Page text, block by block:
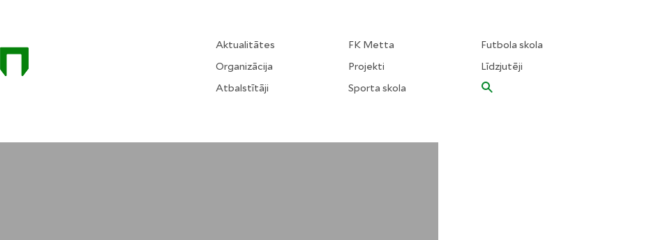
Aktualitātes
Organizācija
Atbalstītāji
FK Metta
Projekti
Sporta skola
Futbola skola
Līdzjutēji